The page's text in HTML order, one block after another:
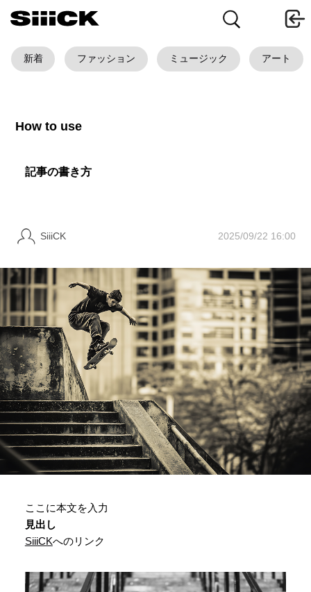
新着 ファッション ミュージック アート
How to use
記事の書き方
SiiiCK 2025/09/22 16:00
ここに本文を入力
見出し
SiiiCKへのリンク